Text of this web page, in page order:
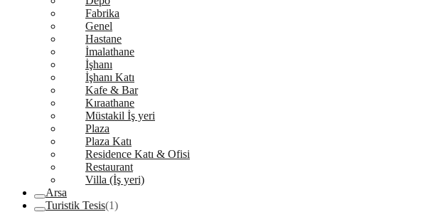
Fabrika
Genel
Hastane
İmalathane
İşhanı
İşhanı Katı
Kafe & Bar
Kıraathane
Müstakil İş yeri
Plaza
Plaza Katı
Residence Katı & Ofisi
Restaurant
Villa (İş yeri)
Arsa
Turistik Tesis(1)